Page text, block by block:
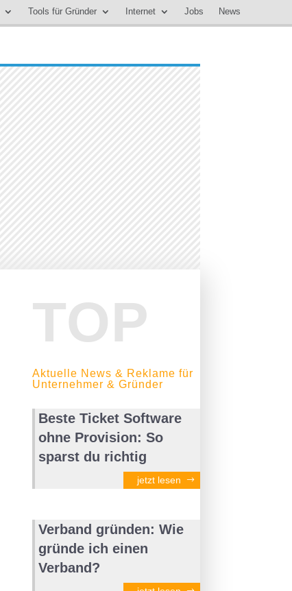
Tools für Gründer Internet Jobs News
TOP
Aktuelle News & Reklame für
Unternehmer & Gründer
Beste Ticket Software
ohne Provision: So
sparst du richtig
jetzt lesen
Verband gründen: Wie
gründe ich einen
Verband?